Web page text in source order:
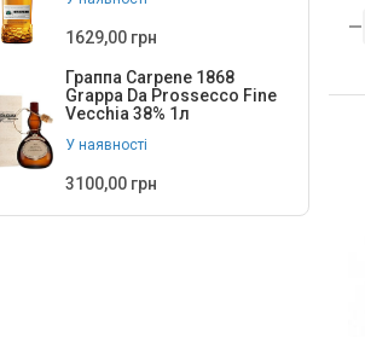
Sombrero Negro
Ла Каса Дієго енд Марія
Локіта Енсамбль
1629,00 грн
Граппа Carpene 1868
Grappa Da Prossecco Fine
Vecchia 38% 1л
У наявності
3100,00 грн